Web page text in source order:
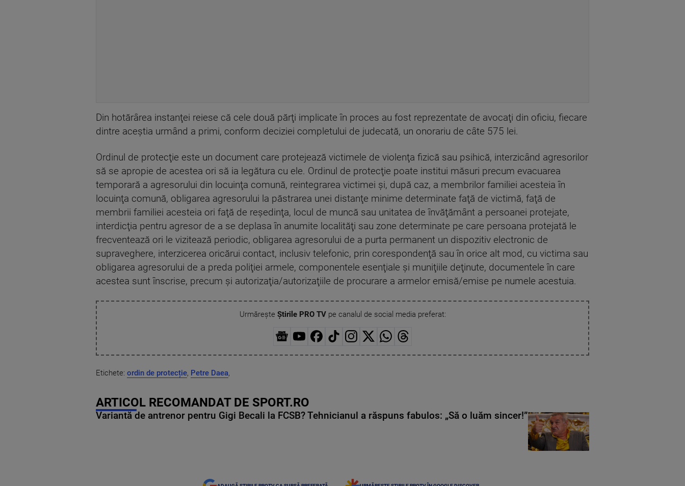
Din hotărârea instanţei reiese că cele două părţi implicate în proces au fost reprezentate de avocaţi din oficiu, fiecare
dintre aceştia urmând a primi, conform deciziei completului de judecată, un onorariu de câte 575 lei.
Ordinul de protecţie este un document care protejează victimele de violenţa fizică sau psihică, interzicând agresorilor
să se apropie de acestea ori să ia legătura cu ele. Ordinul de protecţie poate institui măsuri precum evacuarea
temporară a agresorului din locuinţa comună, reintegrarea victimei şi, după caz, a membrilor familiei acesteia în
locuinţa comună, obligarea agresorului la păstrarea unei distanţe minime determinate faţă de victimă, faţă de
membrii familiei acesteia ori faţă de reşedinţa, locul de muncă sau unitatea de învăţământ a persoanei protejate,
interdicţia pentru agresor de a se deplasa în anumite localităţi sau zone determinate pe care persoana protejată le
frecventează ori le vizitează periodic, obligarea agresorului de a purta permanent un dispozitiv electronic de
supraveghere, interzicerea oricărui contact, inclusiv telefonic, prin corespondenţă sau în orice alt mod, cu victima sau
obligarea agresorului de a preda poliţiei armele, componentele esenţiale şi muniţiile deţinute, documentele în care
acestea sunt înscrise, precum şi autorizaţia/autorizaţiile de procurare a armelor emisă/emise pe numele acestuia.
Urmărește Știrile PRO TVpe canalul de social media preferat:
Etichete: ordin de protecție, Petre Daea,
ARTICOL RECOMANDAT DE SPORT.RO
Variantă de antrenor pentru Gigi Becali la FCSB? Tehnicianul a răspuns fabulos: „Să o luăm sincer!”